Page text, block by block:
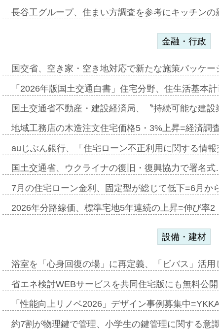
長谷工グループ、住まい方調査を参考にキッチン
金融・行政
国交省、空き家・空き地対応で新たな施策パッケ
「2026年版国土交通白書」住宅分野、住生活基本
国土交通省不動産・建設経済局、〝持続可能な建
地域工務店の木造注文住宅価格5・3%上昇=経済調
auじぶん銀行、「住宅ローン不正利用に関する情
国土交通省、ウクライナの復旧・復興協力で署名
7月の住宅ローン金利、固定型が総じて低下=6月か
2026年分路線価、標準宅地5年連続の上昇=伸び率
設備・建材
浴室を「心身回復の場」に再定義、「ビバス」活
省エネ検討WEBサービスを共同住宅版にも無料公
「性能向上リノベ2026」デザイン事例募集中
約7割が物理鍵で管理、小学生の鍵管理に関する意